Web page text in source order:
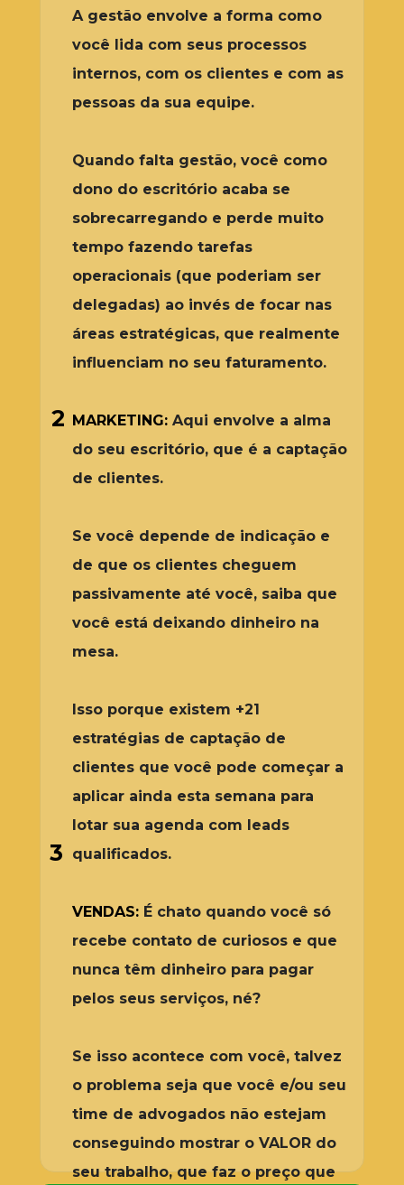
A gestão envolve a forma como
você lida com seus processos
internos, com os clientes e com as
pessoas da sua equipe.
Quando falta gestão, você como
dono do escritório acaba se
sobrecarregando e perde muito
tempo fazendo tarefas
operacionais (que poderiam ser
delegadas) ao invés de focar nas
áreas estratégicas, que realmente
influenciam no seu faturamento.
MARKETING: Aqui envolve a alma
do seu escritório, que é a captação
de clientes.
Se você depende de indicação e
de que os clientes cheguem
passivamente até você, saiba que
você está deixando dinheiro na
mesa.
Isso porque existem +21
estratégias de captação de
clientes que você pode começar a
aplicar ainda esta semana para
lotar sua agenda com leads
qualificados.
VENDAS: É chato quando você só
recebe contato de curiosos e que
nunca têm dinheiro para pagar
pelos seus serviços, né?
Se isso acontece com você, talvez
o problema seja que você e/ou seu
time de advogados não estejam
conseguindo mostrar o VALOR do
seu trabalho, que faz o preço que
2
3